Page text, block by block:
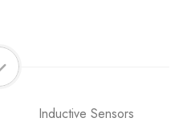
Inductive Sensors